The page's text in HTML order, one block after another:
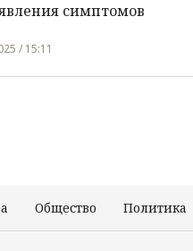
симптомов
/ 15:11
Общество Политика